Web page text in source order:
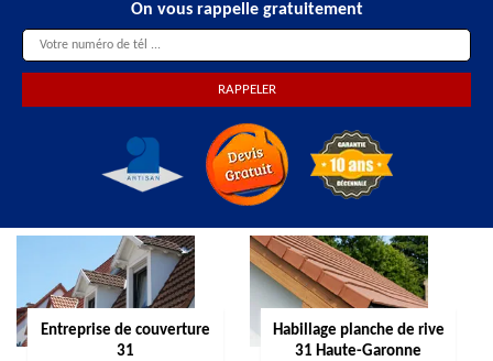
On vous rappelle gratuitement
Entreprise de couverture
31
Habillage planche de rive
31 Haute-Garonne